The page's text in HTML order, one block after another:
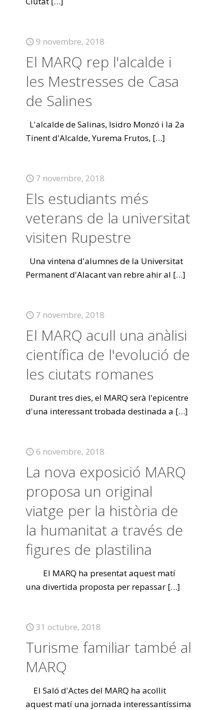
9 novembre, 2018
El MARQ rep l'alcalde i
les Mestresses de Casa
de Salines
L'alcalde de Salinas, Isidro Monzó i la 2a
Tinent d'Alcalde, Yurema Frutos, […]
7 novembre, 2018
Els estudiants més
veterans de la universitat
visiten Rupestre
Una vintena d'alumnes de la Universitat
Permanent d'Alacant van rebre ahir al […]
7 novembre, 2018
El MARQ acull una anàlisi
científica de l'evolució de
les ciutats romanes
Durant tres dies, el MARQ serà l'epicentre
d'una interessant trobada destinada a […]
6 novembre, 2018
La nova exposició MARQ
proposa un original
viatge per la història de
la humanitat a través de
figures de plastilina
El MARQ ha presentat aquest matí
una divertida proposta per repassar […]
31 octubre, 2018
Turisme familiar també al
MARQ
El Saló d'Actes del MARQ ha acollit
aquest matí una jornada interessantíssima